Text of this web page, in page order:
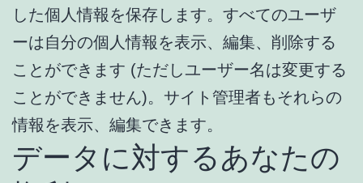
した個人情報を保存します。すべてのユーザ
ーは自分の個人情報を表示、編集、削除する
ことができます (ただしユーザー名は変更する
ことができません)。サイト管理者もそれらの
情報を表示、編集できます。
データに対するあなたの